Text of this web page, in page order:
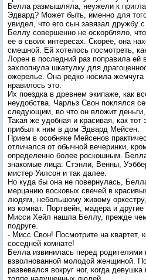
Белла размышляла, неужели к
Эдвард? Может быть, именно для
увидел, что его сын завязал дружбу
Беллу совершенно не оскорбляло,
ее в своих интересах. Скорее, она
смешной. Ей хотелось посмотреть,
Лорен в последний раз поправила ей
захлопнула шкатулку для
ожерелье. Она редко носила
нравилось это.
Их поездка в древнем экипаже, как
неудобства. Чарльз Свон поклялся
следующим, во что он вложит деньги,
Такая же удобная и красивая, как тот
прибыл к ним в дом Эдвард Мейсен.
Прием в особняке Мейсенов
отличался от обычной вечеринки,
определенно более роскошным.
знакомые лица: Стэнли, Венны,
мистер Уилсон и так далее.
Но куда бы она не повернулась,
мерцанию восковых свечей в
людям, небольшому живому
из комнат. Портвейн, мадера и другие
Мисси Хейл нашла Беллу, прежде
подруге.
- Мисс Свон! Посмотрите на квартет,
соседней комнате!
Белла извинилась перед родителями
взволнованной молодой женщиной.
развевался вокруг ног, когда